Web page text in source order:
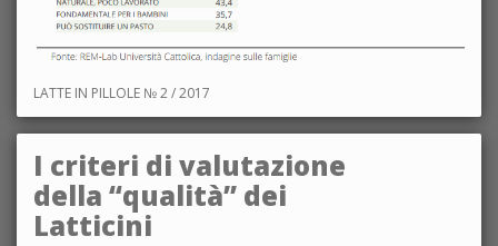
LATTE IN PILLOLE № 2 / 2017
I criteri di valutazione
della “qualità” dei
Latticini